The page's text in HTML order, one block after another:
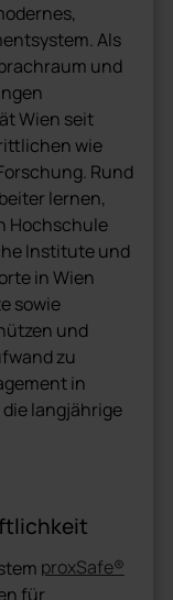
Als
und
Wien seit
wie
Rund
lernen,
Hochschule
Institute und
in Wien
sowie
und
zu
in
langjährige
proxSafe®
für